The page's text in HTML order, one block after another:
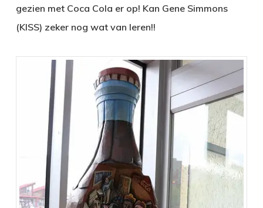
gezien met Coca Cola er op! Kan Gene Simmons
(KISS) zeker nog wat van leren!!